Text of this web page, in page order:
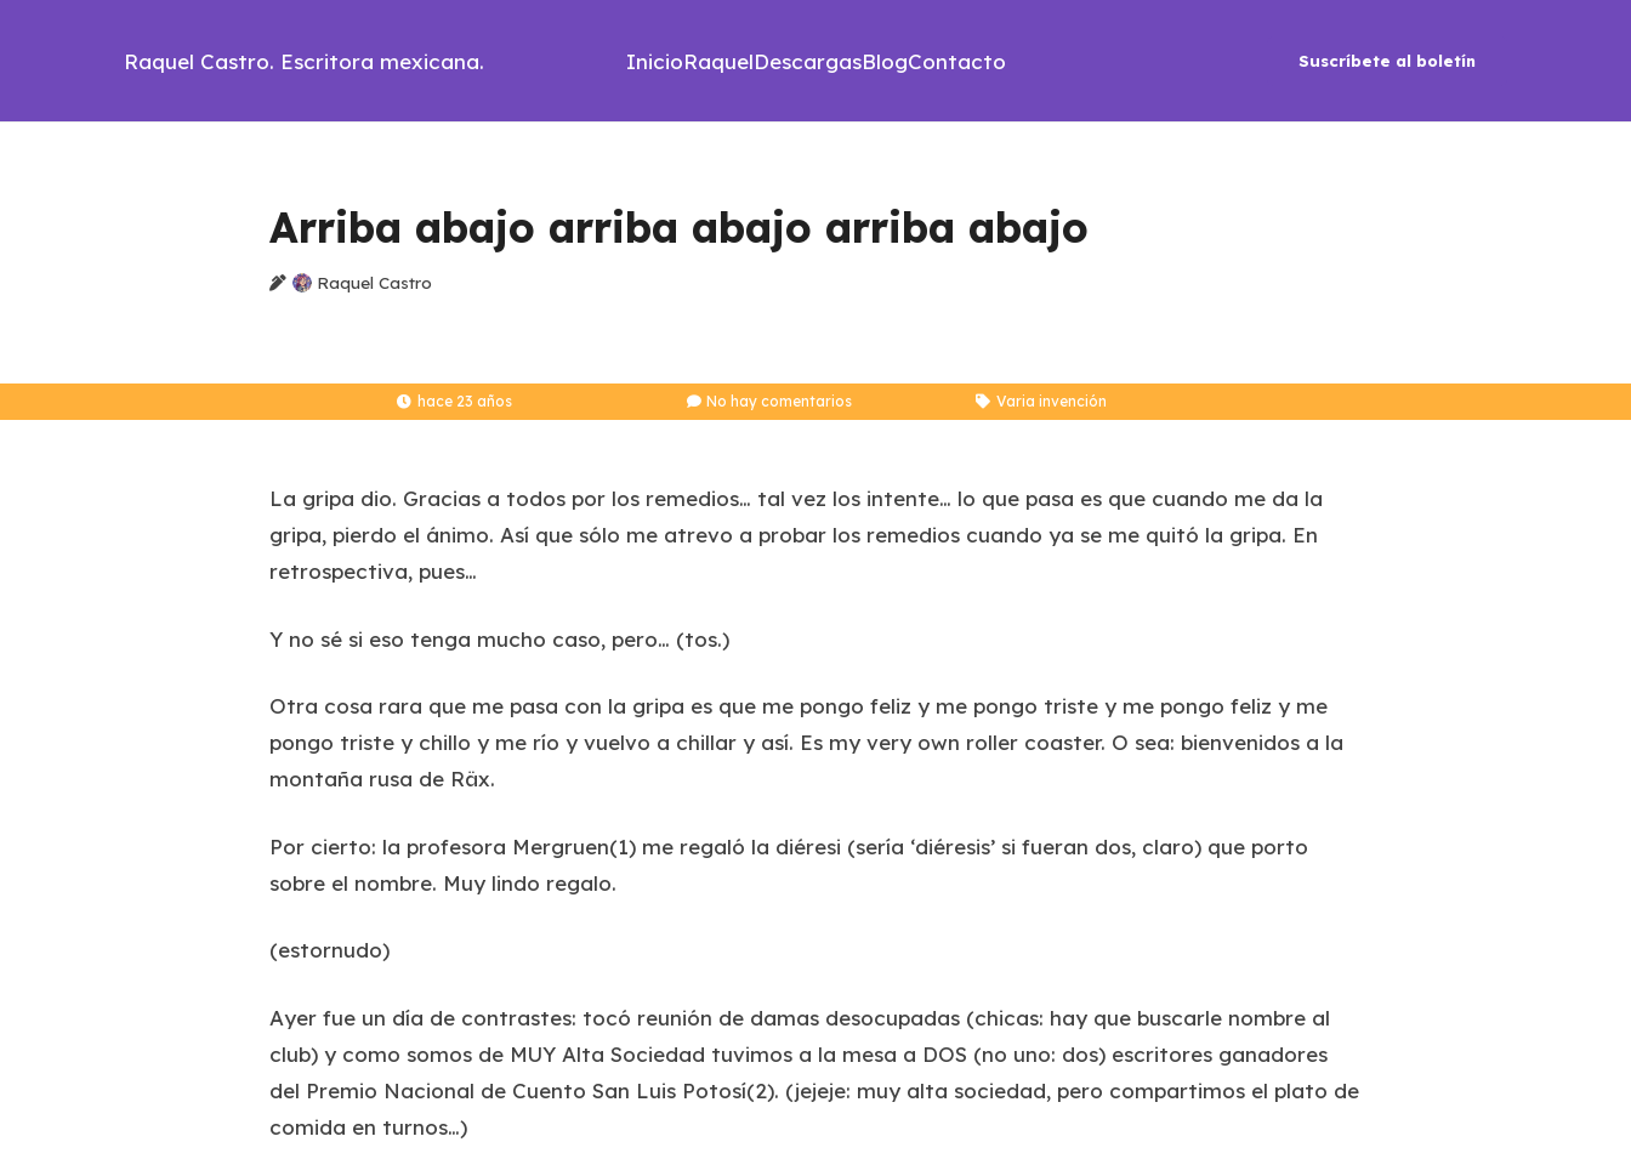
Raquel Castro. Escritora mexicana. InicioRaquelDescargasBlogContacto Suscríbete al boletín
Arriba abajo arriba abajo arriba abajo
Raquel Castro
hace 23 años No hay comentarios Varia invención
La gripa dio. Gracias a todos por los remedios… tal vez los intente… lo que pasa es que cuando me da la
gripa, pierdo el ánimo. Así que sólo me atrevo a probar los remedios cuando ya se me quitó la gripa. En
retrospectiva, pues…
Y no sé si eso tenga mucho caso, pero… (tos.)
Otra cosa rara que me pasa con la gripa es que me pongo feliz y me pongo triste y me pongo feliz y me
pongo triste y chillo y me río y vuelvo a chillar y así. Es my very own roller coaster. O sea: bienvenidos a la
montaña rusa de Räx.
Por cierto: la profesora Mergruen(1) me regaló la diéresi (sería ‘diéresis’ si fueran dos, claro) que porto
sobre el nombre. Muy lindo regalo.
(estornudo)
Ayer fue un día de contrastes: tocó reunión de damas desocupadas (chicas: hay que buscarle nombre al
club) y como somos de MUY Alta Sociedad tuvimos a la mesa a DOS (no uno: dos) escritores ganadores
del Premio Nacional de Cuento San Luis Potosí(2). (jejeje: muy alta sociedad, pero compartimos el plato de
comida en turnos…)